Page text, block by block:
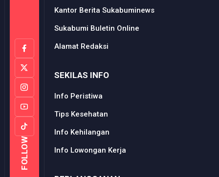
FOLLOW
Kantor Berita Sukabuminews
Sukabumi Buletin Online
Alamat Redaksi
SEKILAS INFO
Info Peristiwa
Tips Kesehatan
Info Kehilangan
Info Lowongan Kerja